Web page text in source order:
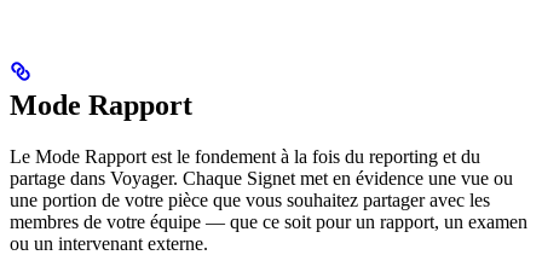
Mode Rapport
Le Mode Rapport est le fondement à la fois du reporting et du
partage dans Voyager. Chaque Signet met en évidence une vue ou
une portion de votre pièce que vous souhaitez partager avec les
membres de votre équipe — que ce soit pour un rapport, un examen
ou un intervenant externe.